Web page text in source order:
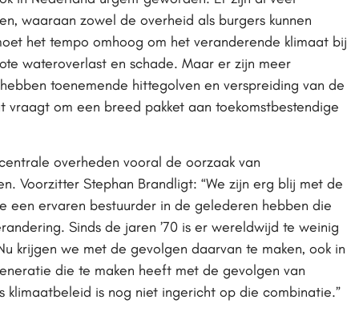
waaraan zowel de overheid als burgers kunnen
het tempo omhoog om het veranderende klimaat bij
wateroverlast en schade. Maar er zijn meer
toenemende hittegolven en verspreiding van de
om een breed pakket aan toekomstbestendige
overheden vooral de oorzaak van
Voorzitter Stephan Brandligt: “We zijn erg blij met de
een ervaren bestuurder in de gelederen hebben die
Sinds de jaren ’70 is er wereldwijd te weinig
krijgen we met de gevolgen daarvan te maken, ook in
die te maken heeft met de gevolgen van
is nog niet ingericht op die combinatie.”